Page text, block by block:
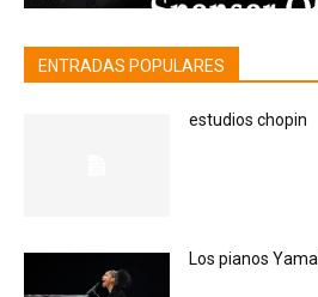
ENTRADAS POPULARES
estudios chopin
Los pianos